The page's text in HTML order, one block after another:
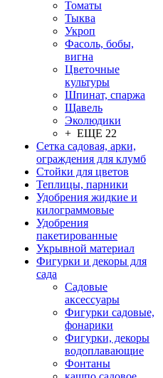
Томаты
Тыква
Укроп
Фасоль, бобы,
вигна
Цветочные
культуры
Шпинат, спаржа
Щавель
Эколюдики
+ ЕЩЕ 22
Сетка садовая, арки,
ограждения для клумб
Стойки для цветов
Теплицы, парники
Удобрения жидкие и
килограммовые
Удобрения
пакетированные
Укрывной материал
Фигурки и декоры для
сада
Садовые
аксессуары
Фигурки садовые,
фонарики
Фигурки, декоры
водоплавающие
Фонтаны